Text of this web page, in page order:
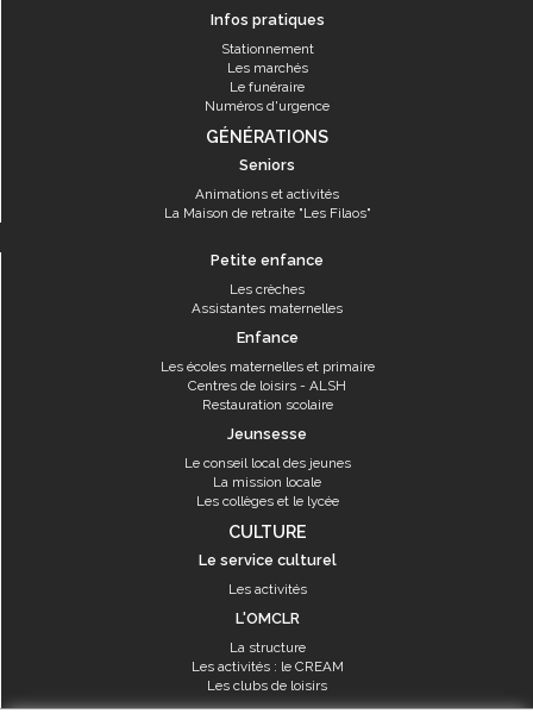
Infos pratiques
Stationnement
Les marchés
Le funéraire
Numéros d'urgence
GÉNÉRATIONS
Seniors
Animations et activités
La Maison de retraite "Les Filaos"
Petite enfance
Les crèches
Assistantes maternelles
Enfance
Les écoles maternelles et primaire
Centres de loisirs - ALSH
Restauration scolaire
Jeunsesse
Le conseil local des jeunes
La mission locale
Les collèges et le lycée
CULTURE
Le service culturel
Les activités
L'OMCLR
La structure
Les activités : le CREAM
Les clubs de loisirs
SPORT